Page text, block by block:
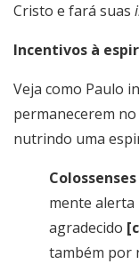
Cristo e fará suas
Incentivos à
Veja como Paulo
permanecerem
nutrindo uma
Colossenses
mente alerta
agradecido
também por